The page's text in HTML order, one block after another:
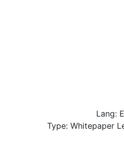
Lang:
Type: Whitepaper